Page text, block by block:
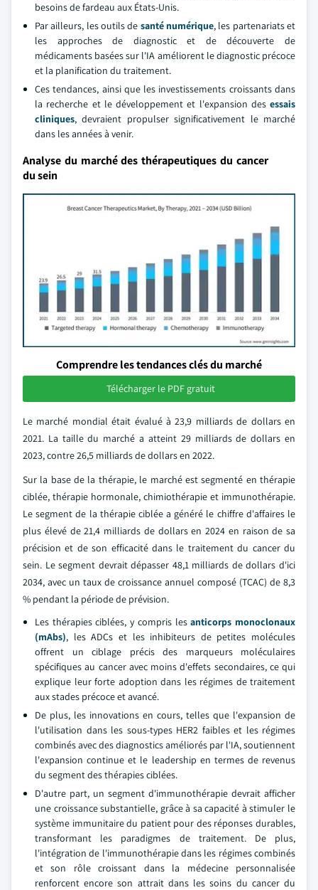
besoins de fardeau aux États-Unis.
Par ailleurs, les outils de santé numérique, les partenariats et
les approches de diagnostic et de découverte de
médicaments basées sur l'IA améliorent le diagnostic précoce
et la planification du traitement.
Ces tendances, ainsi que les investissements croissants dans
la recherche et le développement et l'expansion des essais
cliniques, devraient propulser significativement le marché
dans les années à venir.
Analyse du marché des thérapeutiques du cancer
du sein
Comprendre les tendances clés du marché
Télécharger le PDF gratuit
Le marché mondial était évalué à 23,9 milliards de dollars en
2021. La taille du marché a atteint 29 milliards de dollars en
2023, contre 26,5 milliards de dollars en 2022.
Sur la base de la thérapie, le marché est segmenté en thérapie
ciblée, thérapie hormonale, chimiothérapie et immunothérapie.
Le segment de la thérapie ciblée a généré le chiffre d'affaires le
plus élevé de 21,4 milliards de dollars en 2024 en raison de sa
précision et de son efficacité dans le traitement du cancer du
sein. Le segment devrait dépasser 48,1 milliards de dollars d'ici
2034, avec un taux de croissance annuel composé (TCAC) de 8,3
% pendant la période de prévision.
Les thérapies ciblées, y compris lesanticorps monoclonaux
(mAbs), les ADCs et les inhibiteurs de petites molécules
offrent un ciblage précis des marqueurs moléculaires
spécifiques au cancer avec moins d'effets secondaires, ce qui
explique leur forte adoption dans les régimes de traitement
aux stades précoce et avancé.
De plus, les innovations en cours, telles que l'expansion de
l'utilisation dans les sous-types HER2 faibles et les régimes
combinés avec des diagnostics améliorés par l'IA, soutiennent
l'expansion continue et le leadership en termes de revenus
du segment des thérapies ciblées.
D'autre part, un segment d'immunothérapie devrait afficher
une croissance substantielle, grâce à sa capacité à stimuler le
système immunitaire du patient pour des réponses durables,
transformant les paradigmes de traitement. De plus,
l'intégration de l'immunothérapie dans les régimes combinés
et son rôle croissant dans la médecine personnalisée
renforcent encore son attrait dans les soins du cancer du